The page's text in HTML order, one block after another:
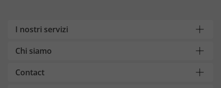
I nostri servizi
Chi siamo
Contact